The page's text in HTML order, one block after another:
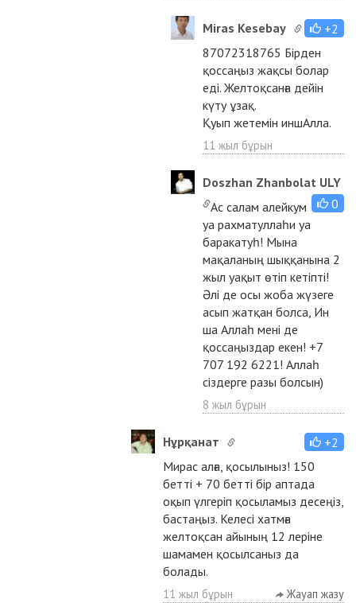
Miras Kesebay
+2
87072318765 Бірден
қоссаңыз жақсы болар
еді. Желтоқсанға дейін
күту ұзақ.
Қуып жетемін иншАлла.
11 жыл бұрын
Doszhan Zhanbolat ULY
0
Ас салам алейкум
уа рахматуллаһи уа
баракатуһ! Мына
мақаланың шыққанына 2
жыл уақыт өтіп кетіпті!
Әлі де осы жоба жүзеге
асып жатқан болса, Ин
ша Аллаһ мені де
қоссаңыздар екен! +7
707 192 6221! Аллаһ
сіздерге разы болсын)
8 жыл бұрын
Нұрқанат
+2
Мирас алға, қосылыныз! 150
бетті + 70 бетті бір аптада
оқып үлгеріп қосыламыз десеңіз,
бастаңыз. Келесі хатмға
желтоқсан айының 12 леріне
шамамен қосылсаныз да
болады.
11 жыл бұрын Жауап жазу